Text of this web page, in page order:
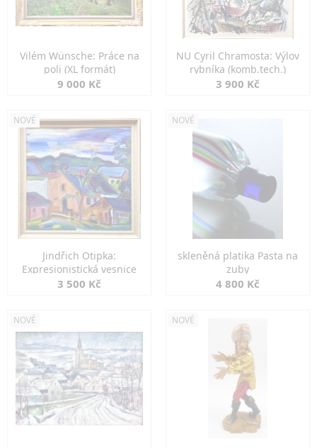
Vilém Wünsche: Práce na
poli (XL formát)
9 000 Kč
NU Cyril Chramosta: Výlov
rybníka (komb.tech.)
3 900 Kč
NOVÉ
Jindřich Otipka:
Expresionistická vesnice
3 500 Kč
NOVÉ
skleněná platika Pasta na
zuby
4 800 Kč
NOVÉ NOVÉ